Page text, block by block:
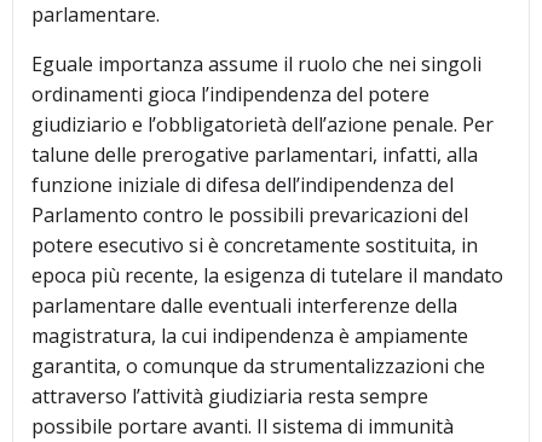
parlamentare.
Eguale importanza assume il ruolo che nei singoli
ordinamenti gioca l’indipendenza del potere
giudiziario e l’obbligatorietà dell’azione penale. Per
talune delle prerogative parlamentari, infatti, alla
funzione iniziale di difesa dell’indipendenza del
Parlamento contro le possibili prevaricazioni del
potere esecutivo si è concretamente sostituita, in
epoca più recente, la esigenza di tutelare il mandato
parlamentare dalle eventuali interferenze della
magistratura, la cui indipendenza è ampiamente
garantita, o comunque da strumentalizzazioni che
attraverso l’attività giudiziaria resta sempre
possibile portare avanti. Il sistema di immunità